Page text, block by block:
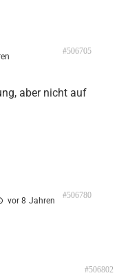
#506705
aber nicht auf
vor 8 Jahren
#506780
#506802